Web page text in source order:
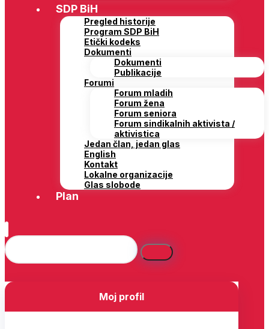
SDP BiH
Pregled historije
Program SDP BiH
Etički kodeks
Dokumenti
Dokumenti
Publikacije
Forumi
Forum mladih
Forum žena
Forum seniora
Forum sindikalnih aktivista /
aktivistica
Jedan član, jedan glas
English
Kontakt
Lokalne organizacije
Glas slobode
Plan
Moj profil